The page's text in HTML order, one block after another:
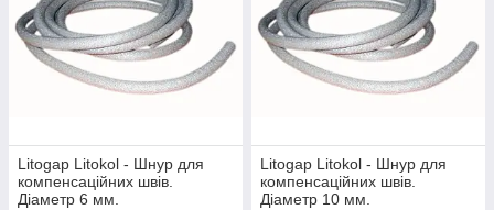
Litogap Litokol - Шнур для
компенсаційних швів.
Діаметр 6 мм.
Litogap Litokol - Шнур для
компенсаційних швів.
Діаметр 10 мм.